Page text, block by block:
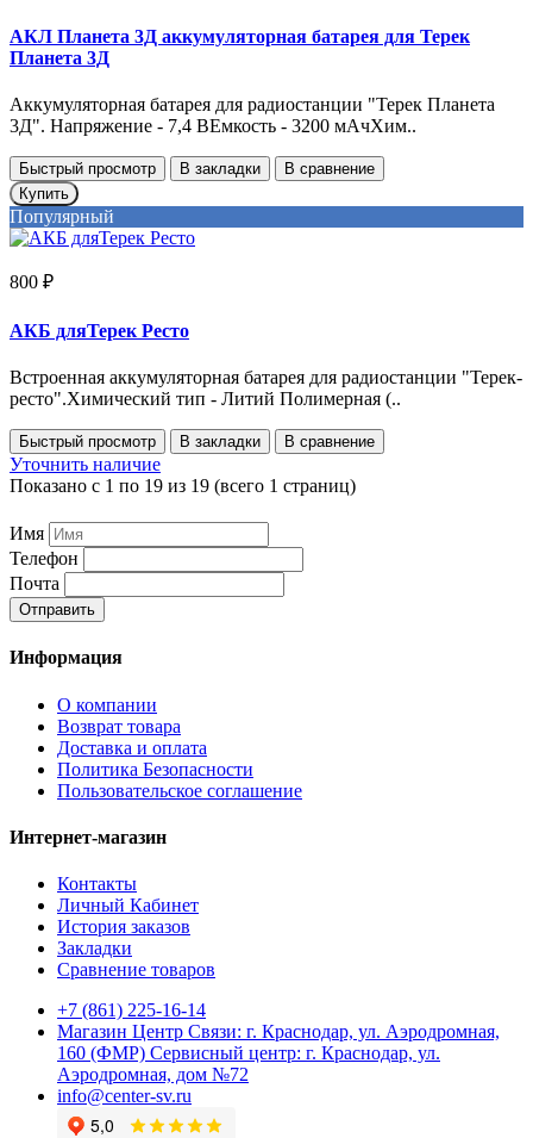
АКЛ Планета 3Д аккумуляторная батарея для Терек
Планета 3Д
Аккумуляторная батарея для радиостанции "Терек Планета
3Д". Напряжение - 7,4 ВЕмкость - 3200 мАчХим..
Быстрый просмотр В закладки
В сравнение
Купить
Популярный
800 ₽
АКБ дляТерек Ресто
Встроенная аккумуляторная батарея для радиостанции "Терек-
ресто".Химический тип - Литий Полимерная (..
Быстрый просмотр В закладки В сравнение
Уточнить наличие
Показано с 1 по 19 из 19 (всего 1 страниц)
Имя
Телефон
Почта
Отправить
Информация
О компании
Возврат товара
Доставка и оплата
Политика Безопасности
Пользовательское соглашение
Интернет-магазин
Контакты
Личный Кабинет
История заказов
Закладки
Сравнение товаров
+7 (861) 225-16-14
Магазин Центр Связи: г. Краснодар, ул. Аэродромная,
160 (ФМР) Сервисный центр: г. Краснодар, ул.
Аэродромная, дом №72
info@center-sv.ru